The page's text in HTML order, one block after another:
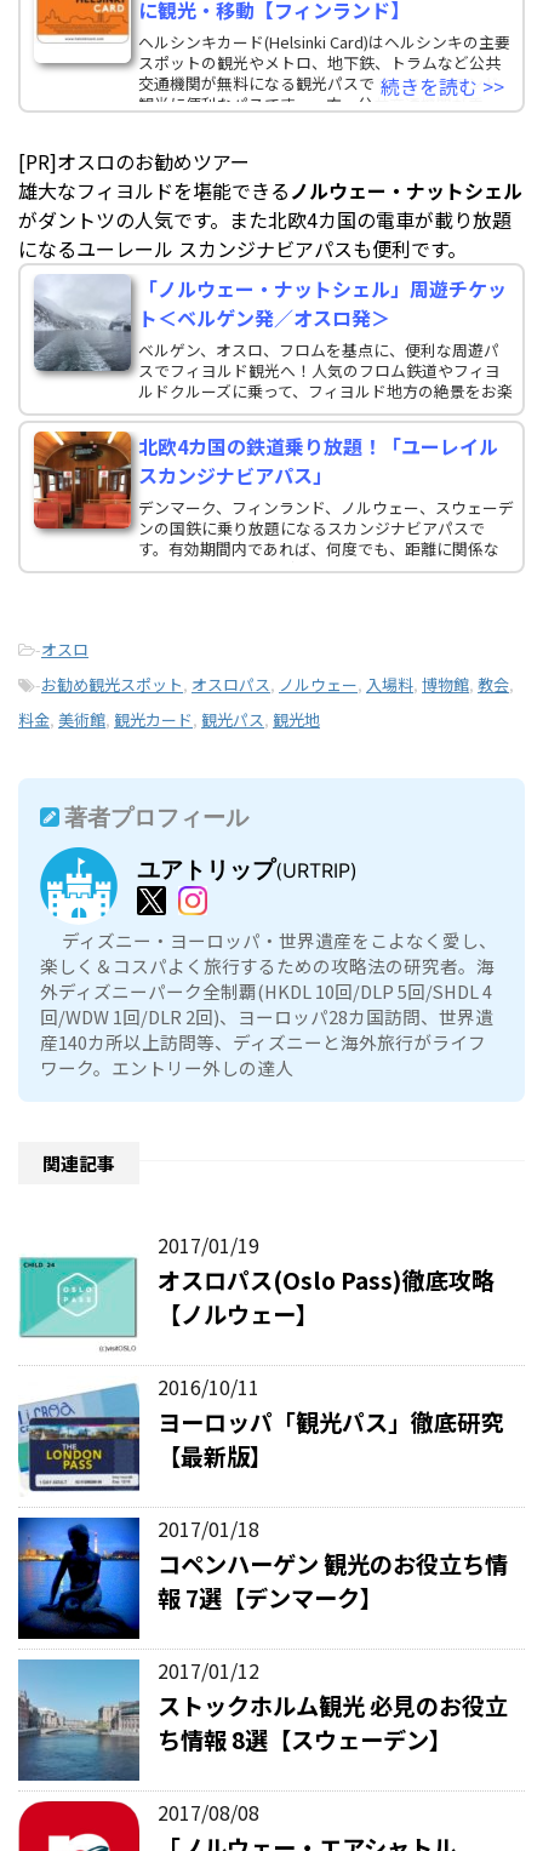
に観光・移動【フィンランド】
ヘルシンキカード(Helsinki Card)はヘルシンキの主要
スポットの観光やメトロ、地下鉄、トラムなど公共
交通機関が無料になる観光パスです。フィンランド
観光に便利なパスです。一方、公共交通機関が乗
続きを読む >>
[PR]オスロのお勧めツアー
雄大なフィヨルドを堪能できるノルウェー・ナットシェル
がダントツの人気です。また北欧4カ国の電車が載り放題
になるユーレール スカンジナビアパスも便利です。
「ノルウェー・ナットシェル」周遊チケッ
ト＜ベルゲン発／オスロ発＞
ベルゲン、オスロ、フロムを基点に、便利な周遊パ
スでフィヨルド観光へ！人気のフロム鉄道やフィヨ
ルドクルーズに乗って、フィヨルド地方の絶景をお楽
しみください。出発地から到着地まで、必要なチケ
す。
北欧4カ国の鉄道乗り放題！「ユーレイル
スカンジナビアパス」
デンマーク、フィンランド、ノルウェー、スウェーデ
ンの国鉄に乗り放題になるスカンジナビアパスで
す。有効期間内であれば、何度でも、距離に関係な
く、列車に乗ることができます。どれだけ乗っても鉄
-オスロ
-お勧め観光スポット, オスロパス, ノルウェー, 入場料, 博物館, 教会,
料金, 美術館, 観光カード, 観光パス, 観光地
著者プロフィール
ユアトリップ(URTRIP)
ディズニー・ヨーロッパ・世界遺産をこよなく愛し、
楽しく＆コスパよく旅行するための攻略法の研究者。海
外ディズニーパーク全制覇(HKDL 10回/DLP 5回/SHDL 4
回/WDW 1回/DLR 2回)、ヨーロッパ28カ国訪問、世界遺
産140カ所以上訪問等、ディズニーと海外旅行がライフ
ワーク。エントリー外しの達人
関連記事
2017/01/19
オスロパス(Oslo Pass)徹底攻略
【ノルウェー】
2016/10/11
ヨーロッパ「観光パス」徹底研究
【最新版】
2017/01/18
コペンハーゲン 観光のお役立ち情
報 7選【デンマーク】
2017/01/12
ストックホルム観光 必見のお役立
ち情報 8選【スウェーデン】
2017/08/08